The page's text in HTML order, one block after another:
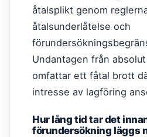
åtalsplikt genom
åtalsunderlåtelse och
Undantagen från
omfattar ett fåtal brott
intresse av lagföring
Hur lång tid tar det
förundersökning läggs